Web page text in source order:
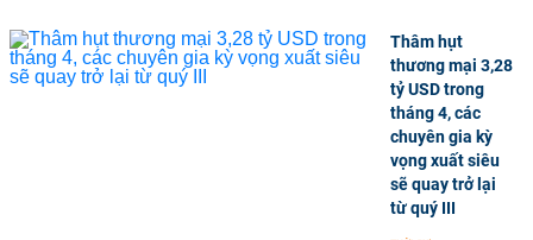
Thâm hụt
thương mại 3,28
tỷ USD trong
tháng 4, các
chuyên gia kỳ
vọng xuất siêu
sẽ quay trở lại
từ quý III